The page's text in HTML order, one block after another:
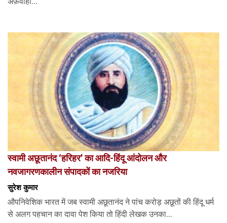
स्वामी अछूतानंद ‘हरिहर’ का आदि-हिंदू आंदोलन और
नवजागरणकालीन संपादकों का नजरिया
सुरेश कुमार
औपनिवेशिक भारत में जब स्वामी अछूतानंद ने पांच करोड़ अछूतों की हिंदू धर्म
से अलग पहचान का दावा पेश किया तो हिंदी लेखक उनका...